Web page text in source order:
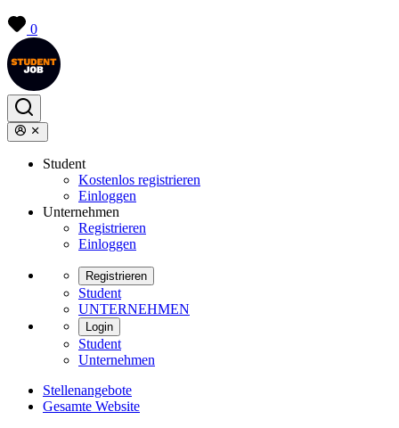
0
Student
Kostenlos registrieren
Einloggen
Unternehmen
Registrieren
Einloggen
Registrieren
Student
UNTERNEHMEN
Login
Student
Unternehmen
Stellenangebote
Gesamte Website